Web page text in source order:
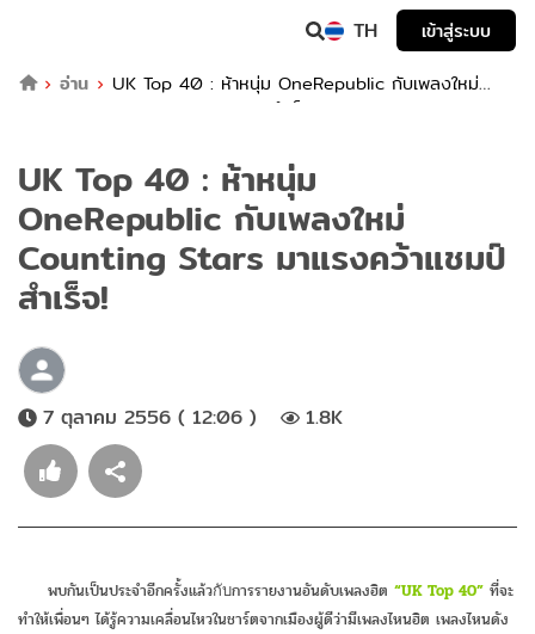
TH
เข้าสู่ระบบ
อ่าน
UK Top 40 : ห้าหนุ่ม OneRepublic กับเพลงใหม่
Counting Stars มาแรงคว้าแชมป์สำเร็จ!
UK Top 40 : ห้าหนุ่ม
OneRepublic กับเพลงใหม่
Counting Stars มาแรงคว้าแชมป์
สำเร็จ!
7 ตุลาคม 2556 ( 12:06 ) 1.8K
พบกันเป็นประจำอีกครั้งแล้วกับการรายงานอันดับเพลงฮิต “UK Top 40” ที่จะ
ทำให้เพื่อนๆได้รู้ความเคลื่อนไหวในชาร์ตจากเมืองผู้ดีว่ามีเพลงไหนฮิต เพลงไหนดัง